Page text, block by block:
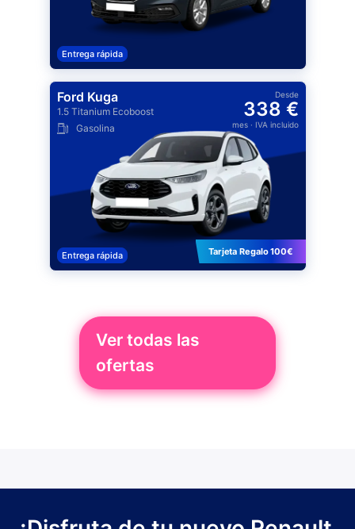
Entrega rápida
Ford Kuga
1.5 Titanium Ecoboost
Gasolina
Desde
338 €
mes· IVA incluido
Entrega rápida Tarjeta Regalo 100€
Ver todas las
ofertas